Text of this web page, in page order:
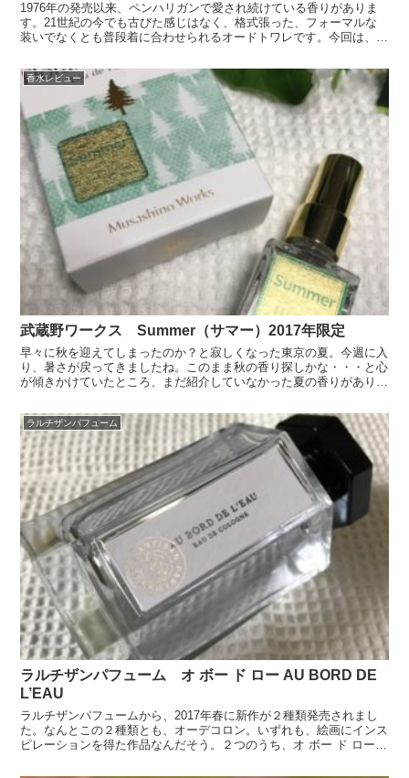
1976年の発売以来、ペンハリガンで愛され続けている香りがありま
す。21世紀の今でも古びた感じはなく、格式張った、フォーマルな
装いでなくとも普段着に合わせられるオードトワレです。今回は、ペ
香水レビュー
武蔵野ワークス Summer（サマー）2017年限定
早々に秋を迎えてしまったのか？と寂しくなった東京の夏。今週に入
り、暑さが戻ってきましたね。このまま秋の香り探しかな・・・と心
が傾きかけていたところ、まだ紹介していなかった夏の香りがありま
ラルチザンパフューム
ラルチザンパフューム オ ボー ド ロー AU BORD DE
L’EAU
ラルチザンパフュームから、2017年春に新作が２種類発売されまし
た。なんとこの２種類とも、オーデコロン。いずれも、絵画にインス
ピレーションを得た作品なんだそう。２つのうち、オ ボー ド ローを